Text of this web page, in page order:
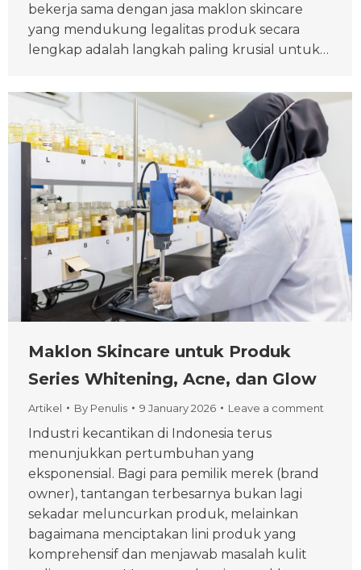
bekerja sama dengan jasa maklon skincare
yang mendukung legalitas produk secara
lengkap adalah langkah paling krusial untuk…
Maklon Skincare untuk Produk
Series Whitening, Acne, dan Glow
Artikel By Penulis 9 January 2026 Leave a comment
Industri kecantikan di Indonesia terus
menunjukkan pertumbuhan yang
eksponensial. Bagi para pemilik merek (brand
owner), tantangan terbesarnya bukan lagi
sekadar meluncurkan produk, melainkan
bagaimana menciptakan lini produk yang
komprehensif dan menjawab masalah kulit